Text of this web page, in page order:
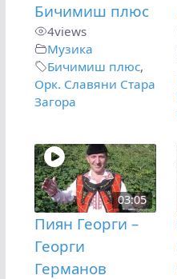
Бичимиш плюс
4views
Музика
Бичимиш плюс,
Орк. Славяни Стара
Загора
03:05
Пиян Георги –
Георги
Германов